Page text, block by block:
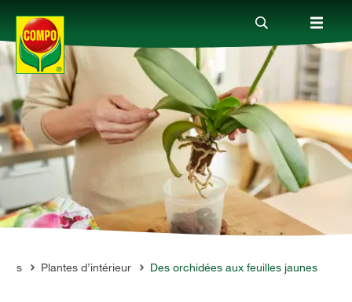
Produits
Conseil
Thèmes
ServicePlantes d’intérieur Des orchidées aux feuilles jaunes